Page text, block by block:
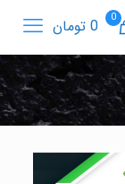
0 0 تومان